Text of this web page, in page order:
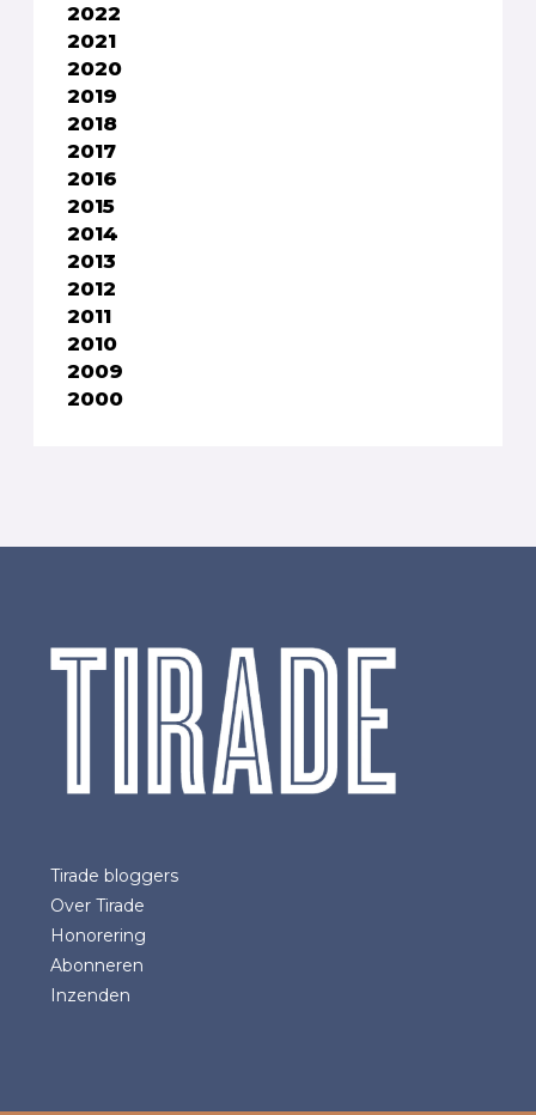
2022
2021
2020
2019
2018
2017
2016
2015
2014
2013
2012
2011
2010
2009
2000
Tirade bloggers
Over Tirade
Honorering
Abonneren
Inzenden